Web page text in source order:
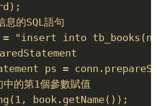
息的SQL語句
"insert into
ps =
的第1個參數賦值
book.getName());